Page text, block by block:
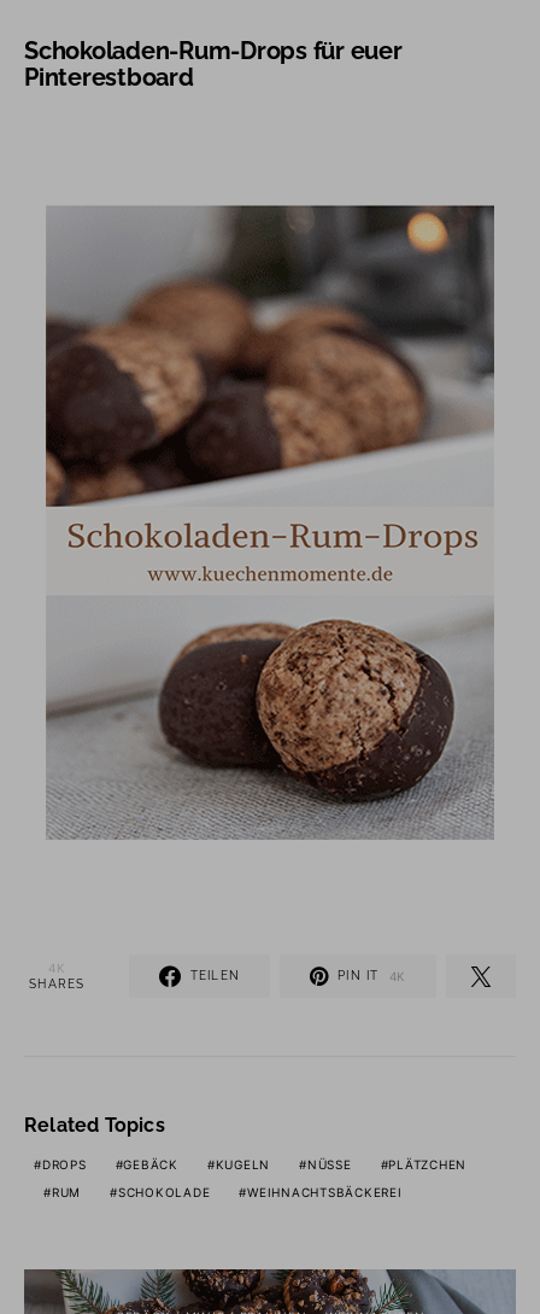
Schokoladen-Rum-Drops für euer
Pinterestboard
4K
SHARES
TEILEN PIN IT 4K
Related Topics
DROPS GEBÄCK KUGELN NÜSSE
PLÄTZCHEN
RUM
SCHOKOLADE WEIHNACHTSBÄCKEREI